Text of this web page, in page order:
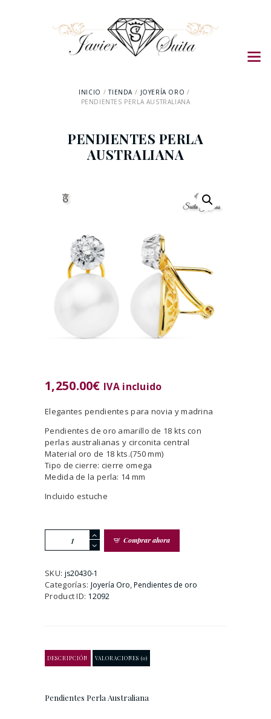
INICIO TIENDA
JOYERÍA ORO
PENDIENTES PERLA AUSTRALIANA
PENDIENTES PERLA
AUSTRALIANA
1,250.00€ IVA incluido
Elegantes pendientes para novia y madrina
Pendientes de oro amarillo de 18 kts con
perlas australianas y circonita central
Material oro de 18 kts.(750 mm)
Tipo de cierre: cierre omega
Medida de la perla: 14 mm
Incluido estuche
cantidad
Comprar ahora
SKU: js20430-1
Categorías: Joyería Oro,Pendientes de oro
Product ID: 12092
DESCRIPCIÓN VALORACIONES (0)
Pendientes Perla Australiana